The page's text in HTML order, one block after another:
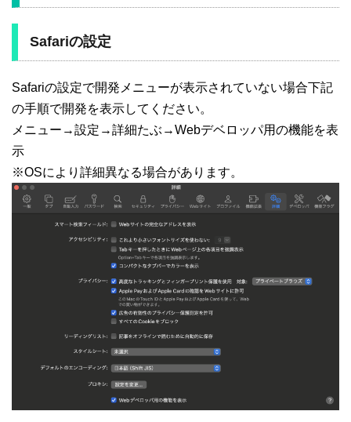
Safariの設定
Safariの設定で開発メニューが表示されていない場合下記
の手順で開発を表示してください。
メニュー→設定→詳細たぶ→Webデベロッパ用の機能を表
示
※OSにより詳細異なる場合があります。